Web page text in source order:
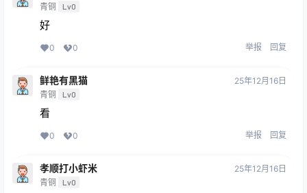
青铜 Lv0
好
0 0 举报 回复
鲜艳有黑猫
青铜 Lv0
25年12月16日
看
0 0 举报 回复
孝顺打小虾米
青铜 Lv0
25年12月16日